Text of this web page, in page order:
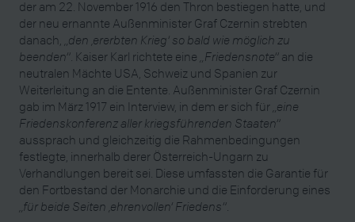
der am 22. November 1916 den Thron bestiegen hatte, und
der neu ernannte Außenminister Graf Czernin strebten
danach,
„den ‚ererbten Krieg‘ so bald wie möglich zu
beenden“ . Kaiser Karl richtete eine „Friedensnote“ an die
neutralen Mächte USA, Schweiz und Spanien zur
Weiterleitung an die Entente. Außenminister Graf Czernin
gab im März 1917 ein Interview, in dem er sich für „eine
Friedenskonferenz aller kriegsführenden Staaten“
aussprach und gleichzeitig die Rahmenbedingungen
festlegte, innerhalb derer Österreich-Ungarn zu
Verhandlungen bereit sei. Diese umfassten die Garantie für
den Fortbestand der Monarchie und die Einforderung eines
„für beide Seiten ‚ehrenvollen‘ Friedens“